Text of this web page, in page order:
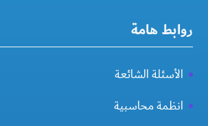
روابط هامة
الأسئلة الشائعة
انظمة محاسبية